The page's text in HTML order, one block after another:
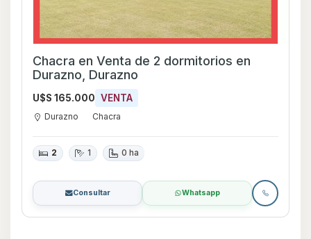
Chacra en Venta de 2 dormitorios en
Durazno, Durazno
U$S 165.000 VENTA
Durazno Chacra
2 1 0 ha
Consultar Whatsapp